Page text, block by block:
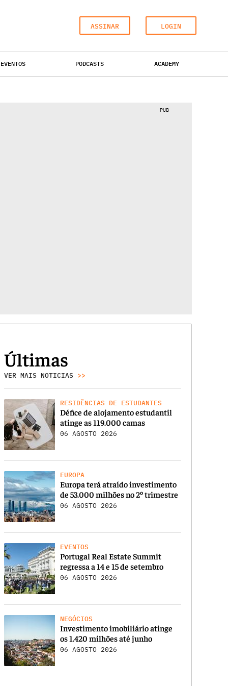
ASSINAR LOGIN
EVENTOS PODCASTS ACADEMY
PUB
Últimas
VER MAIS NOTICIAS >>
RESIDÊNCIAS DE ESTUDANTES
Défice de alojamento estudantil
atinge as 119.000 camas
06 AGOSTO 2026
EUROPA
Europa terá atraído investimento
de 53.000 milhões no 2º trimestre
06 AGOSTO 2026
EVENTOS
Portugal Real Estate Summit
regressa a 14 e 15 de setembro
06 AGOSTO 2026
NEGÓCIOS
Investimento imobiliário atinge
os 1.420 milhões até junho
06 AGOSTO 2026